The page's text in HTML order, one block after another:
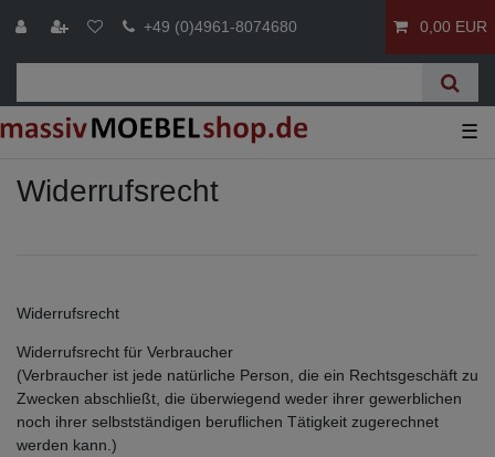
+49 (0)4961-8074680 0,00 EUR
☰
Widerrufs­recht
Widerrufsrecht
Widerrufsrecht für Verbraucher
(Verbraucher ist jede natürliche Person, die ein Rechtsgeschäft zu
Zwecken abschließt, die überwiegend weder ihrer gewerblichen
noch ihrer selbstständigen beruflichen Tätigkeit zugerechnet
werden kann.)